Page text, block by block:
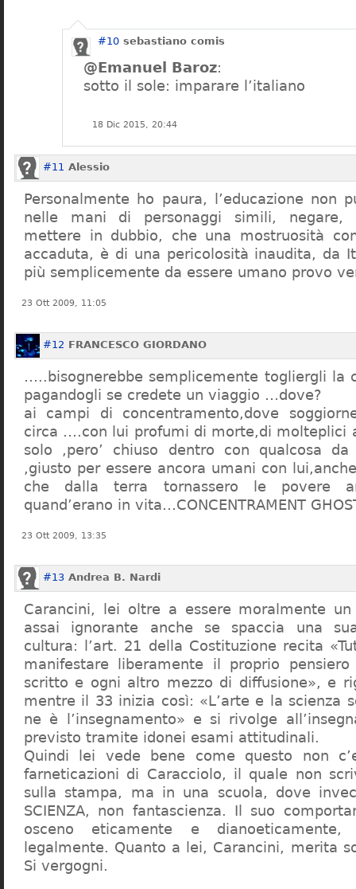
#10 sebastiano comis
@Emanuel Baroz:
sotto il sole: imparare l’italiano
18 Dic 2015, 20:44
#11 Alessio
Personalmente ho paura, l’educazione non
nelle mani di personaggi simili, negare,
mettere in dubbio, che una mostruosità
accaduta, è di una pericolosità inaudita, da
più semplicemente da essere umano provo
23 Ott 2009, 11:05
#12 FRANCESCO GIORDANO
…..bisognerebbe semplicemente togliergli la
pagandogli se credete un viaggio …dove?
ai campi di concentramento,dove
circa ….con lui profumi di morte,di molteplici
solo ,pero’ chiuso dentro con qualcosa
,giusto per essere ancora umani con
che dalla terra tornassero le povere
quand’erano in vita…CONCENTRAMENT
23 Ott 2009, 13:35
#13 Andrea B. Nardi
Carancini, lei oltre a essere moralmente
assai ignorante anche se spaccia una
cultura: l’art. 21 della Costituzione recita
manifestare liberamente il proprio
scritto e ogni altro mezzo di diffusione», e
mentre il 33 inizia così: «L’arte e la scienza
ne è l’insegnamento» e si rivolge
previsto tramite idonei esami attitudinali.
Quindi lei vede bene come questo non
farneticazioni di Caracciolo, il quale non
sulla stampa, ma in una scuola, dove
SCIENZA, non fantascienza. Il suo
osceno eticamente e dianoeticamente,
legalmente. Quanto a lei, Carancini, merita
Si vergogni.